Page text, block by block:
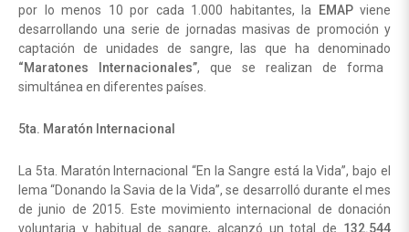
por lo menos 10 por cada 1.000 habitantes, la
EMAPviene
desarrollando una serie de jornadas masivas de promoción y
captación de unidades de sangre, las que ha denominado
“Maratones Internacionales”, que se realizan de forma
simultánea en diferentes países.
5ta. Maratón Internacional
La 5ta. Maratón Internacional “En la Sangre está la Vida”, bajo el
lema “Donando la Savia de la Vida”, se desarrolló durante el mes
de junio de 2015. Este movimiento internacional de donación
voluntaria y habitual de sangre, alcanzó un total de 132.544